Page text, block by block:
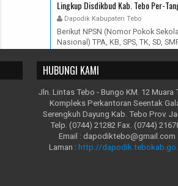
Lingkup Disdikbud Kab. Tebo Per-
12 Maret 2025
Dapodik Kabupaten Tebo
Berikut NPSN (Nomor Pokok
Nasional) TPA, KB, SPS, TK, SD,
HUBUNGI KAMI
Jln. Lintas Tebo - Bungo KM. 12 Muara
Kompleks Perkantoran Seentak
Serengkuh Dayung Kab. Tebo Prov.
Telp. (0744) 21282 Fax. (0744)
Email : dapodiktebo@gmail.com
Laman :http://